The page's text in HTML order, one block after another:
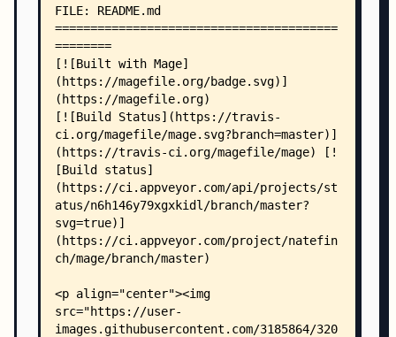
    │   ├── args_test.go
    │   ├── colors.go
    │   ├── command_string.go
    │   ├── completion.go
    │   ├── completion_test.go
    │   ├── import_test.go
    │   ├── magefile_tmpl.go
    │   ├── main.go
    │   ├── main_unix_test.go
    │   ├── template.go
    │   └── testdata/
    │       ├── command.go
    │       ├── error.go
    │       ├── func.go
    │       ├── main.go
    │       ├── alias/
    │       │   └── magefile.go
    │       ├── args/